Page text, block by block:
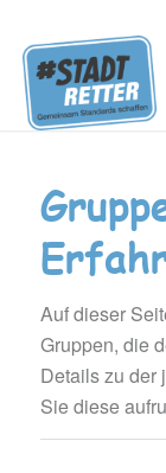
Auf dieser
Gruppen, die
Details zu der
Sie diese